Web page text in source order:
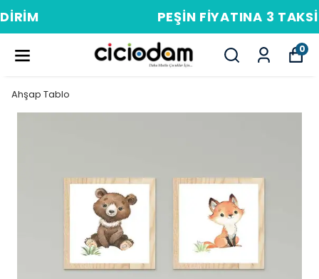
PEŞIN FIYATINA 3 TAKSIT
0
Ahşap Tablo